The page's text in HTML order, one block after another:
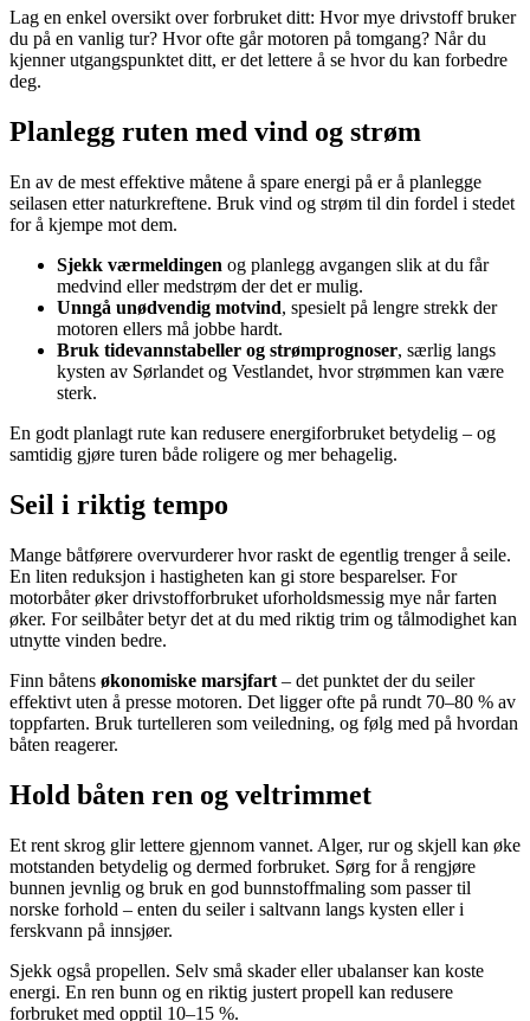
Lag en enkel oversikt over forbruket ditt: Hvor mye drivstoff bruker
du på en vanlig tur? Hvor ofte går motoren på tomgang? Når du
kjenner utgangspunktet ditt, er det lettere å se hvor du kan forbedre
deg.
Planlegg ruten med vind og strøm
En av de mest effektive måtene å spare energi på er å planlegge
seilasen etter naturkreftene. Bruk vind og strøm til din fordel i stedet
for å kjempe mot dem.
Sjekk værmeldingen og planlegg avgangen slik at du får
medvind eller medstrøm der det er mulig.
Unngå unødvendig motvind, spesielt på lengre strekk der
motoren ellers må jobbe hardt.
Bruk tidevannstabeller og strømprognoser, særlig langs
kysten av Sørlandet og Vestlandet, hvor strømmen kan være
sterk.
En godt planlagt rute kan redusere energiforbruket betydelig – og
samtidig gjøre turen både roligere og mer behagelig.
Seil i riktig tempo
Mange båtførere overvurderer hvor raskt de egentlig trenger å seile.
En liten reduksjon i hastigheten kan gi store besparelser. For
motorbåter øker drivstofforbruket uforholdsmessig mye når farten
øker. For seilbåter betyr det at du med riktig trim og tålmodighet kan
utnytte vinden bedre.
Finn båtens økonomiske marsjfart – det punktet der du seiler
effektivt uten å presse motoren. Det ligger ofte på rundt 70–80 % av
toppfarten. Bruk turtelleren som veiledning, og følg med på hvordan
båten reagerer.
Hold båten ren og veltrimmet
Et rent skrog glir lettere gjennom vannet. Alger, rur og skjell kan øke
motstanden betydelig og dermed forbruket. Sørg for å rengjøre
bunnen jevnlig og bruk en god bunnstoffmaling som passer til
norske forhold – enten du seiler i saltvann langs kysten eller i
ferskvann på innsjøer.
Sjekk også propellen. Selv små skader eller ubalanser kan koste
energi. En ren bunn og en riktig justert propell kan redusere
forbruket med opptil 10–15 %.